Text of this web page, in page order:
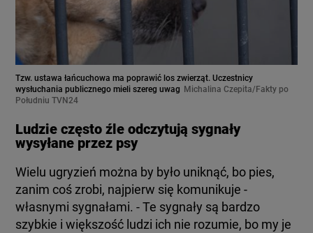
Tzw. ustawa łańcuchowa ma poprawić los zwierząt. Uczestnicy
wysłuchania publicznego mieli szereg uwag Michalina Czepita/Fakty po
Południu TVN24
Ludzie często źle odczytują sygnały
wysyłane przez psy
Wielu ugryzień można by było uniknąć, bo pies,
zanim coś zrobi, najpierw się komunikuje -
własnymi sygnałami. - Te sygnały są bardzo
szybkie i większość ludzi ich nie rozumie, bo my je